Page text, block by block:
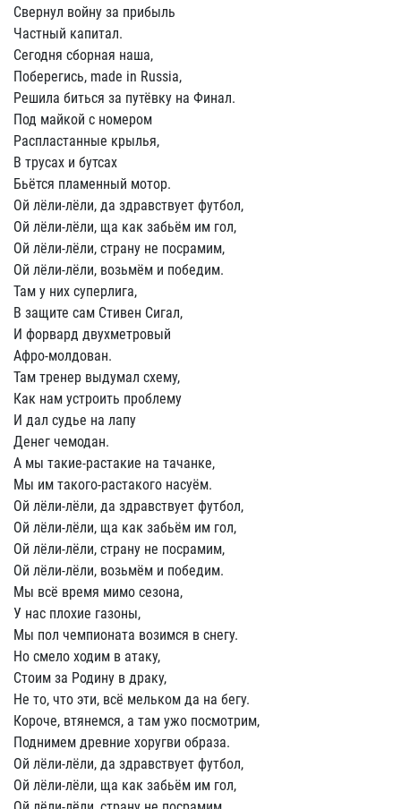
Свернул войну за прибыль
Частный капитал.
Сегодня сборная наша,
Поберегись, made in Russia,
Решила биться за путёвку на Финал.
Под майкой с номером
Распластанные крылья,
В трусах и бутсах
Бьётся пламенный мотор.
Ой лёли-лёли, да здравствует футбол,
Ой лёли-лёли, ща как забьём им гол,
Ой лёли-лёли, страну не посрамим,
Ой лёли-лёли, возьмём и победим.
Там у них суперлига,
В защите сам Стивен Сигал,
И форвард двухметровый
Афро-молдован.
Там тренер выдумал схему,
Как нам устроить проблему
И дал судье на лапу
Денег чемодан.
А мы такие-растакие на тачанке,
Мы им такого-растакого насуём.
Ой лёли-лёли, да здравствует футбол,
Ой лёли-лёли, ща как забьём им гол,
Ой лёли-лёли, страну не посрамим,
Ой лёли-лёли, возьмём и победим.
Мы всё время мимо сезона,
У нас плохие газоны,
Мы пол чемпионата возимся в снегу.
Но смело ходим в атаку,
Стоим за Родину в драку,
Не то, что эти, всё мельком да на бегу.
Короче, втянемся, а там ужо посмотрим,
Поднимем древние хоругви образа.
Ой лёли-лёли, да здравствует футбол,
Ой лёли-лёли, ща как забьём им гол,